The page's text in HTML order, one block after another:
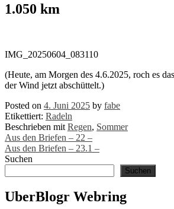
1.050 km
IMG_20250604_083110
(Heute, am Morgen des 4.6.2025, roch es
der Wind jetzt abschüttelt.)
Posted on 4. Juni 2025 by fabe
Etikettiert: Radeln
Beschrieben mit Regen, Sommer
Post
navigation
Aus den Briefen – 22 –
Aus den Briefen – 23.1 –
Suchen
Suchen
UberBlogr Webring